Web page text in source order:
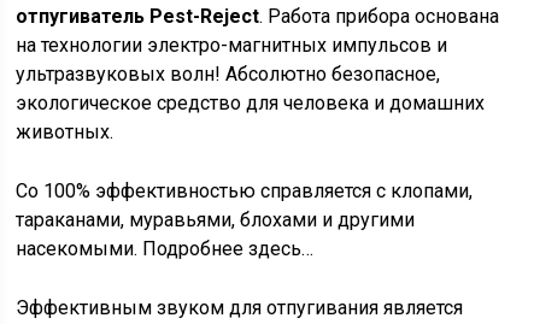
отпугиватель Pest-Reject. Работа прибора основана
на технологии электро-магнитных импульсов и
ультразвуковых волн! Абсолютно безопасное,
экологическое средство для человека и домашних
животных.
Со 100% эффективностью справляется с клопами,
тараканами, муравьями, блохами и другими
насекомыми. Подробнее здесь…
Эффективным звуком для отпугивания является